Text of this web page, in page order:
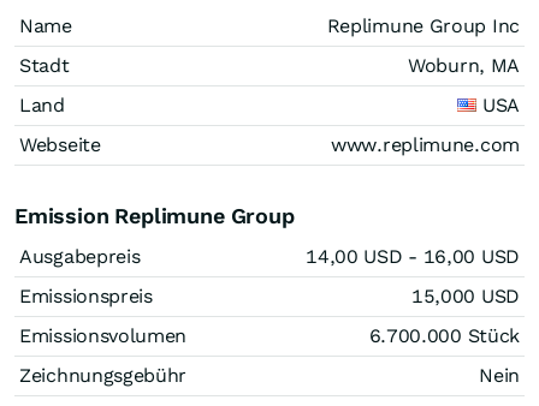
Name
Replimune Group Inc
Stadt
Woburn, MA
Land
USA
Webseite
www.replimune.com
Emission Replimune Group
Ausgabepreis 14,00 USD - 16,00 USD
Emissionspreis
15,000 USD
Emissionsvolumen
6.700.000 Stück
Zeichnungsgebühr
Nein